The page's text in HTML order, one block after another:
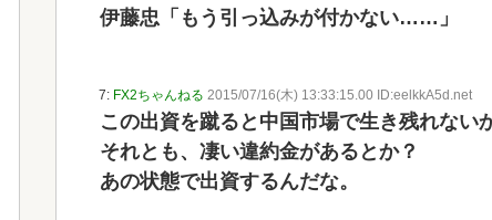
伊藤忠「もう引っ込みが付かない……」
7: FX2ちゃんねる 2015/07/16(木) 13:33:15.00 ID:eelkkA5d.net
この出資を蹴ると中国市場で生き残れない
それとも、凄い違約金があるとか？
あの状態で出資するんだな。